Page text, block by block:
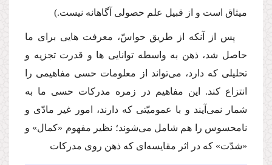
میثاق است و از قبیل علم حصولى آگاهانه نیست.)
پس از آنكه از طریق حواسّ، معرفت هایى براى ما
حاصل شد، ذهن به واسطه توانایى ها و قدرت تجزیه و
تحلیلى كه دارد، مى‌تواند از معلومات حسى مفاهیمى را
انتزاع كند. این مفاهیم در زمره مدركات حسى ما به
شمار نمى‌آیند و با عمومیّتى كه دارند، امور غیر مادّى و
نامحسوس را هم شامل مى‌شوند؛ نظیر مفهوم «كمال» و
«شدّت» كه در اثر مقایسه‌اى كه ذهن روى مدركات